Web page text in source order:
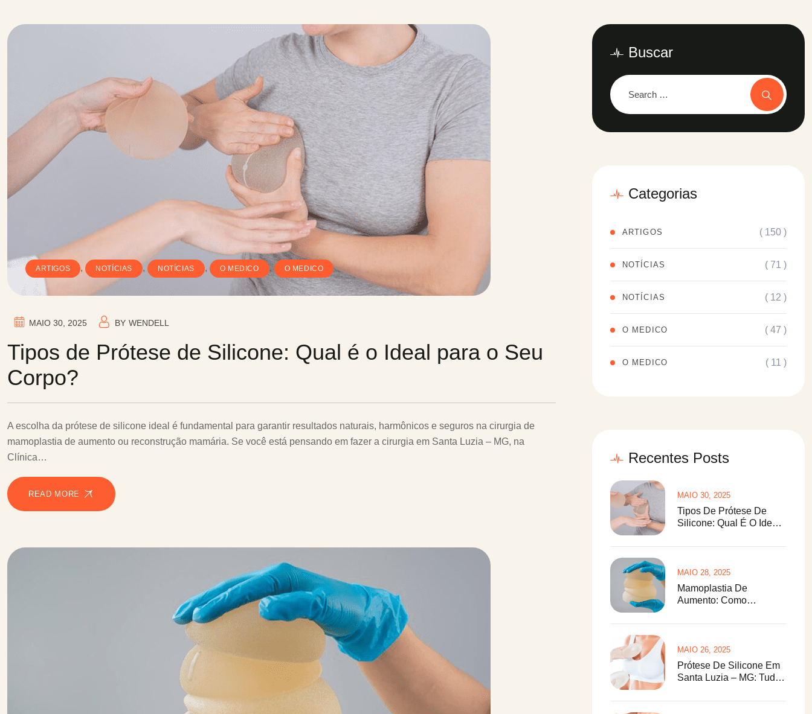
ARTIGOS , NOTÍCIAS , NOTÍCIAS , O MEDICO , O MEDICO
MAIO 30, 2025 BY WENDELL
Tipos de Prótese de Silicone: Qual é o Ideal para o Seu
Corpo?
A escolha da prótese de silicone ideal é fundamental para garantir resultados naturais, harmônicos e seguros na cirurgia de
mamoplastia de aumento ou reconstrução mamária. Se você está pensando em fazer a cirurgia em Santa Luzia – MG, na
Clínica…
READ MORE
Buscar
Categorias
ARTIGOS ( 150 )
NOTÍCIAS ( 71 )
NOTÍCIAS ( 12 )
O MEDICO ( 47 )
O MEDICO ( 11 )
Recentes Posts
Tipos De Prótese De
Silicone: Qual É O Ideal
MAIO 30, 2025
Mamoplastia De
Aumento: Como
Prótese De Silicone
MAIO 28, 2025
Prótese De Silicone Em
Santa Luzia – MG: Tudo
Saber
MAIO 26, 2025